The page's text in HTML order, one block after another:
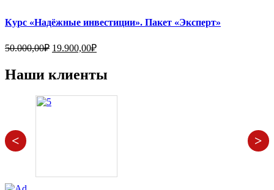
Курс «Надёжные инвестиции». Пакет «Эксперт»
50.000,00₽ Первоначальная
50.000,00₽.
19.900,00₽Текущая
Наши клиенты
< >